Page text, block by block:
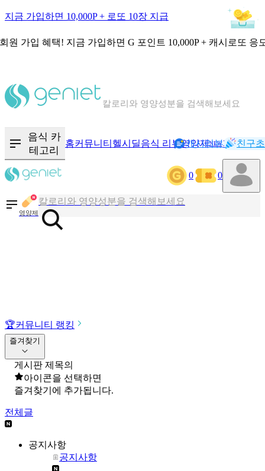
지금 가입하면 10,000P + 로또 10장 지급
원 가입 혜택! 지금 가입하면 G 포인트 10,000P + 캐시로또 응
혈당 · 다이어트 음식 검색해보세요
음식 카
테고리
홈커뮤니티 헬시딜음식 리뷰영양제NEW기록
캐시리뷰 친구
0 0
영양제
칼로리와 영양성분을 검색해보세요
혈당 · 다이어트 음식 검색해보세요
음식 · 영양제 리뷰를 찾아보세요
🏆커뮤니티 랭킹
즐겨찾기
게시판 제목의
아이콘을 선택하면
즐겨찾기에 추가됩니다.
전체글
공지사항
공지사항